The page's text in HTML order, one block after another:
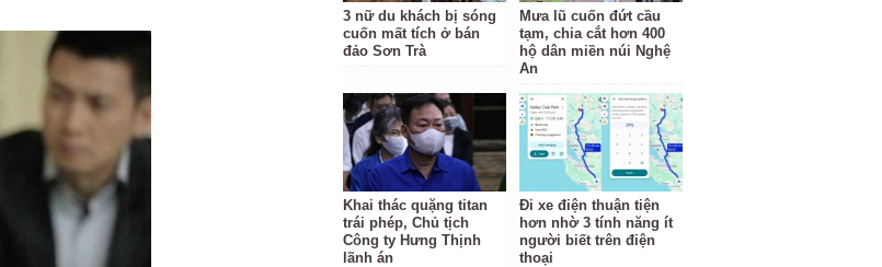
3 nữ du khách bị sóng
cuốn mất tích ở bán
đảo Sơn Trà
Mưa lũ cuốn đứt cầu
tạm, chia cắt hơn 400
hộ dân miền núi Nghệ
An
Khai thác quặng titan
trái phép, Chủ tịch
Công ty Hưng Thịnh
lãnh án
Đi xe điện thuận tiện
hơn nhờ 3 tính năng ít
người biết trên điện
thoại